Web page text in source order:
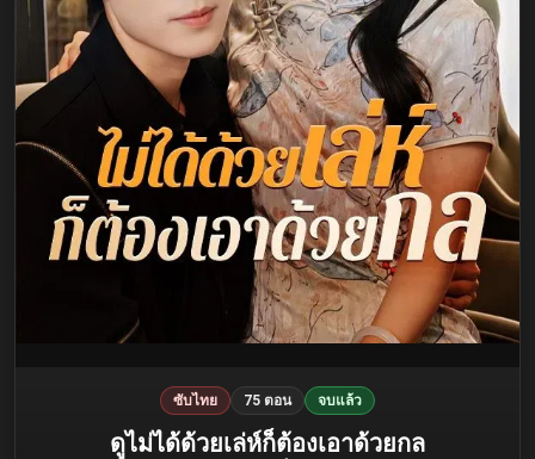
ซับไทย 75 ตอน จบแล้ว
ดูไม่ได้ด้วยเล่ห์ก็ต้องเอาด้วยกล